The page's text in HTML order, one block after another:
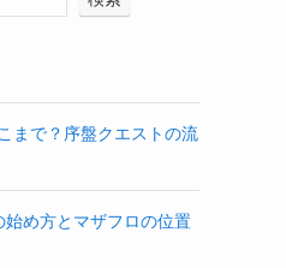
まで？序盤クエストの流
め方とマザフロの位置